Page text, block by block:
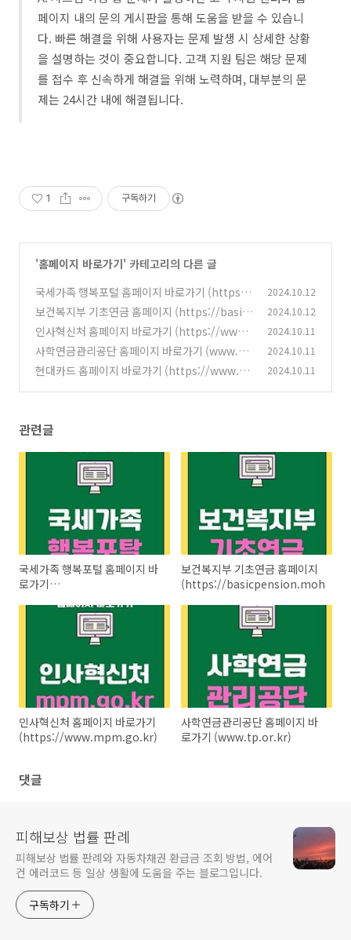
페이지 내의 문의 게시판을 통해 도움을 받을 수 있습니
다. 빠른 해결을 위해 사용자는 문제 발생 시 상세한 상황
을 설명하는 것이 중요합니다. 고객 지원 팀은 해당 문제
를 접수 후 신속하게 해결을 위해 노력하며, 대부분의 문
제는 24시간 내에 해결됩니다.
1 구독하기
'홈페이지 바로가기' 카테고리의 다른 글
국세가족 행복포털 홈페이지 바로가기 (https://
nts.ezwel.com) (3)
2024.10.12
보건복지부 기초연금 홈페이지 (https://basic
pension.mohw.go.kr) (4)
2024.10.12
인사혁신처 홈페이지 바로가기 (https://www.
mpm.go.kr) (3)
2024.10.11
사학연금관리공단 홈페이지 바로가기 (www.tp.
or.kr) (8)
2024.10.11
현대카드 홈페이지 바로가기 (https://www.hy
2024.10.11
관련글
국세가족 행복포털 홈페이지 바
로가기
보건복지부 기초연금 홈페이지
(https://
인사혁신처 홈페이지 바로가기
(https://www.mpm.go.kr)
사학연금관리공단 홈페이지 바
로가기 (www.tp.or.kr)
댓글
피해보상 법률 판례
피해보상 법률 판례와 자동차채권 환급금 조회 방법, 에어
컨 에러코드 등 일상 생활에 도움을 주는 블로그입니다.
구독하기